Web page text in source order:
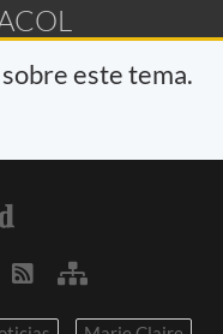
este tema.